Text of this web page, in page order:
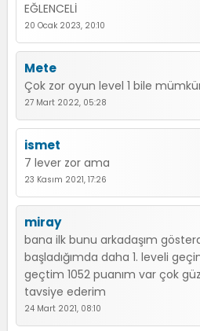
EĞLENCELİ
20 Ocak 2023, 20:10
Mete
Çok zor oyun level 1 bile
27 Mart 2022, 05:28
ismet
7 lever zor ama
23 Kasım 2021, 17:26
miray
bana ilk bunu arkadaşım
başladığımda daha 1. leveli
geçtim 1052 puanım var çok
tavsiye ederim
24 Mart 2021, 08:10